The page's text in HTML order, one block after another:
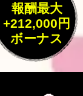
報酬最大
+212,000円
ボーナス